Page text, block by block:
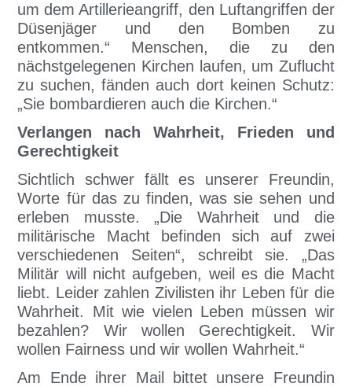
um dem Artillerieangriff, den Luftangriffen der
Düsenjäger und den Bomben zu
entkommen.“ Menschen, die zu den
nächstgelegenen Kirchen laufen, um Zuflucht
zu suchen, fänden auch dort keinen Schutz:
„Sie bombardieren auch die Kirchen.“
Verlangen nach Wahrheit, Frieden und
Gerechtigkeit
Sichtlich schwer fällt es unserer Freundin,
Worte für das zu finden, was sie sehen und
erleben musste. „Die Wahrheit und die
militärische Macht befinden sich auf zwei
verschiedenen Seiten“, schreibt sie. „Das
Militär will nicht aufgeben, weil es die Macht
liebt. Leider zahlen Zivilisten ihr Leben für die
Wahrheit. Mit wie vielen Leben müssen wir
bezahlen? Wir wollen Gerechtigkeit. Wir
wollen Fairness und wir wollen Wahrheit.“
Am Ende ihrer Mail bittet unsere Freundin